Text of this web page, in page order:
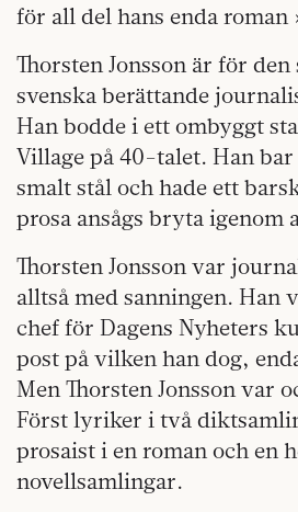
för all del hans enda
Thorsten Jonsson är för den
svenska berättande
Han bodde i ett ombyggt
Village på 40-talet. Han
smalt stål och hade ett
prosa ansågs bryta igenom
Thorsten Jonsson var
alltså med sanningen. Han
chef för Dagens Nyheters
post på vilken han dog,
Men Thorsten Jonsson var
Först lyriker i två
prosaist i en roman och en
novellsamlingar.